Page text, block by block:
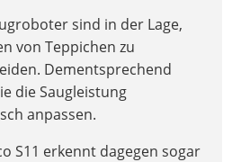
sind in der Lage,
von Teppichen zu
Dementsprechend
die Saugleistung
anpassen.
S11 erkennt dagegen sogar